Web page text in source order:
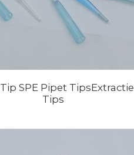
SPE Pipet TipsExtractie
Tips